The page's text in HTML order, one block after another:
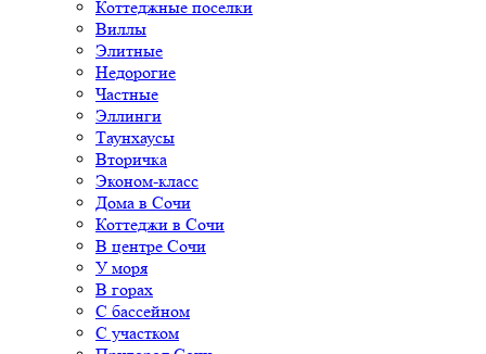
Коттеджные поселки
Виллы
Элитные
Недорогие
Частные
Эллинги
Таунхаусы
Вторичка
Эконом-класс
Дома в Сочи
Коттеджи в Сочи
В центре Сочи
У моря
В горах
С бассейном
С участком